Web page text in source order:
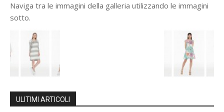
Naviga tra le immagini della galleria utilizzando le immagini
sotto.
ULITIMI ARTICOLI